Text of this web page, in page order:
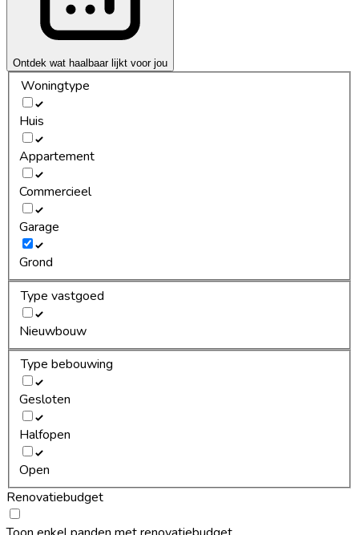
Ontdek wat haalbaar lijkt voor jou
Woningtype
Huis
Appartement
Commercieel
Garage
Grond
Type vastgoed
Nieuwbouw
Type bebouwing
Gesloten
Halfopen
Open
Renovatiebudget